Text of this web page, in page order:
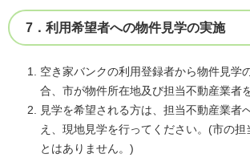
7．利用希望者への物件見学の実施
空き家バンクの利用登録者から物件見学
合、市が物件所在地及び担当不動産業者
見学を希望される方は、担当不動産業者
え、現地見学を行ってください。(市の担
とはありません。)